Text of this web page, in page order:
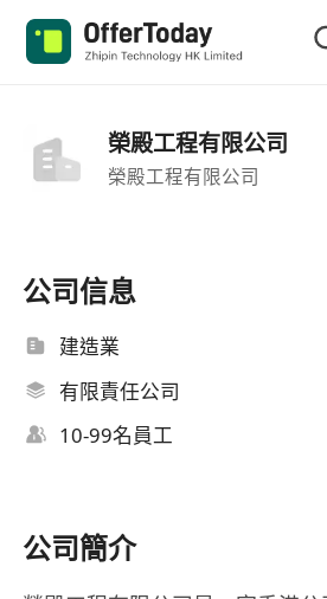
榮殿工程有限公司
榮殿工程有限公司
公司信息
建造業
有限責任公司
10-99名員工
公司簡介